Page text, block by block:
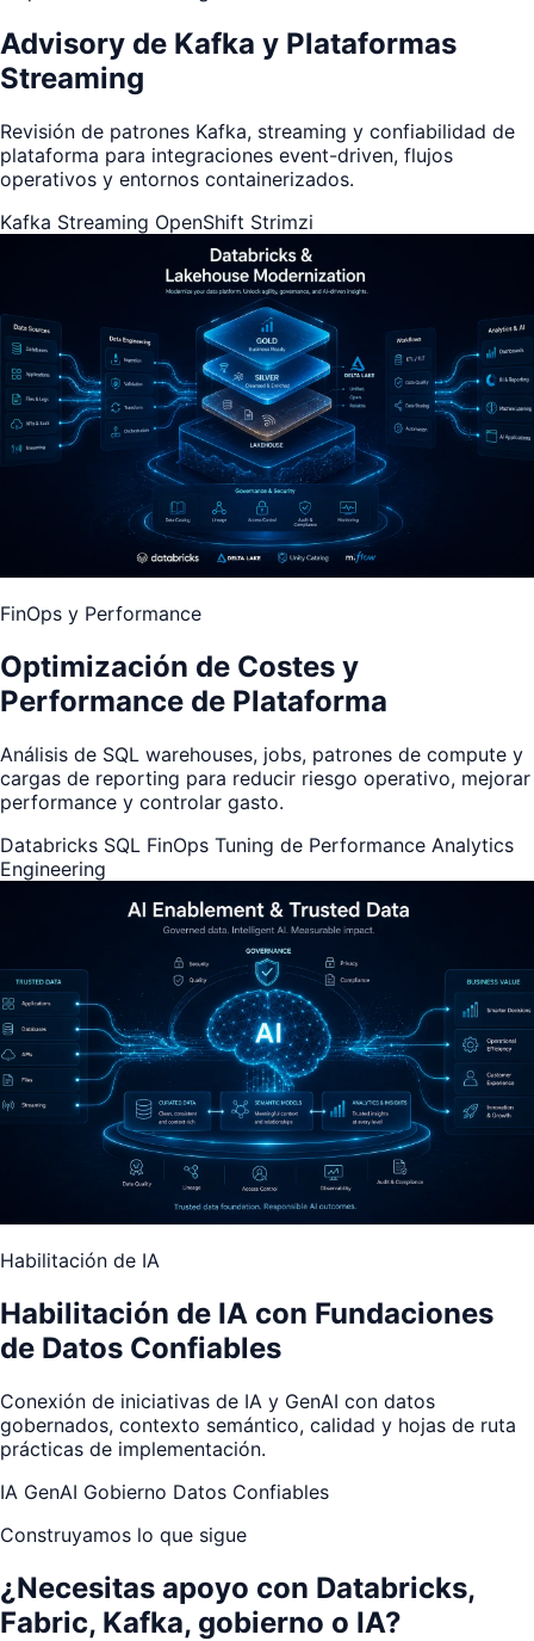
Advisory de Kafka y Plataformas
Streaming
Revisión de patrones Kafka, streaming y confiabilidad de
plataforma para integraciones event-driven, flujos
operativos y entornos containerizados.
Kafka Streaming OpenShift Strimzi
FinOps y Performance
Optimización de Costes y
Performance de Plataforma
Análisis de SQL warehouses, jobs, patrones de compute y
cargas de reporting para reducir riesgo operativo, mejorar
performance y controlar gasto.
Databricks SQL FinOps Tuning de Performance Analytics
Engineering
Habilitación de IA
Habilitación de IA con Fundaciones
de Datos Confiables
Conexión de iniciativas de IA y GenAI con datos
gobernados, contexto semántico, calidad y hojas de ruta
prácticas de implementación.
IA GenAI Gobierno Datos Confiables
Construyamos lo que sigue
¿Necesitas apoyo con Databricks,
Fabric, Kafka, gobierno o IA?